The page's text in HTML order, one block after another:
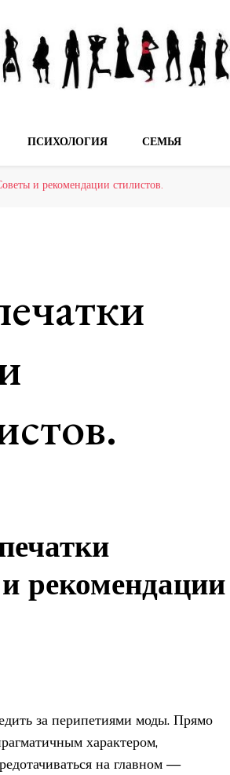
ПСИХОЛОГИЯ СЕМЬЯ
и рекомендации стилистов.
рекомендации
за перипетиями моды. Прямо
характером,
на главном —